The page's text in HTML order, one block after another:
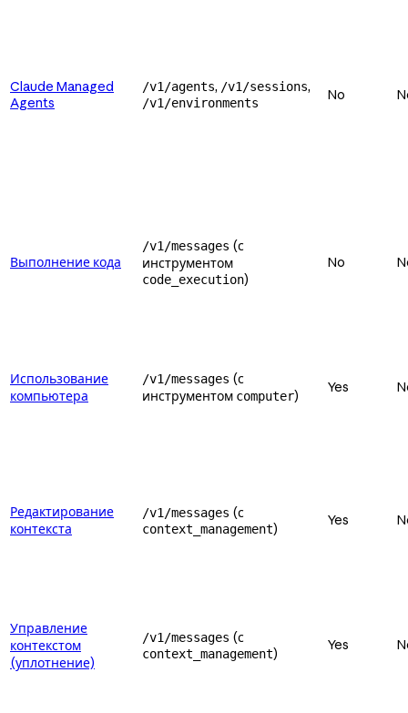
Claude Managed
Agents
/v1/agents, /v1/sessions,
/v1/environments No
Выполнение кода
/v1/messages (с
инструментом
code_execution)
No
Использование
компьютера
/v1/messages (с
инструментом computer)
Yes
Редактирование
контекста
/v1/messages (с
context_management)
Yes
Управление
контекстом
(уплотнение)
/v1/messages (с
context_management)
Yes